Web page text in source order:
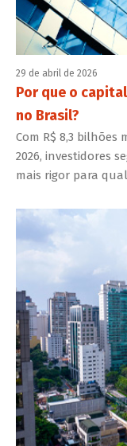
29 de abril de 2026
Por que o
no Brasil?
Com R$ 8,3
2026, investidores
mais rigor para